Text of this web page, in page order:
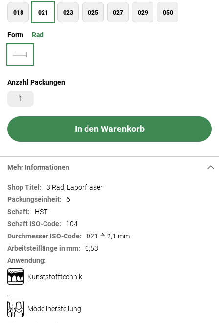
018 021 023 025 027 029 050
Form Rad
Anzahl Packungen
In den Warenkorb
Mehr Informationen
Mehr
Informationen
3 Rad, Laborfräser
6
HST
104
021 ≙ 2,1 mm
0,53
Kunststofftechnik
,
Modellherstellung